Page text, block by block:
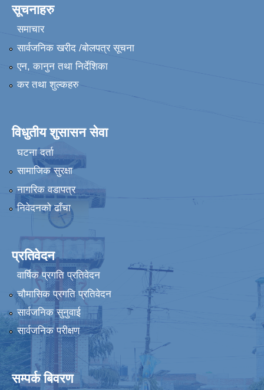
सूचनाहरु
समाचार
सार्वजनिक खरीद /बोलपत्र सूचना
एन, कानुन तथा निर्देशिका
कर तथा शुल्कहरु
विधुतीय शुसासन सेवा
घटना दर्ता
सामाजिक सुरक्षा
नागरिक वडापत्र
निवेदनको ढाँचा
प्रतिवेदन
वार्षिक प्रगति प्रतिवेदन
चौमासिक प्रगति प्रतिवेदन
सार्वजनिक सुनुवाई
सार्वजनिक परीक्षण
सम्पर्क बिवरण